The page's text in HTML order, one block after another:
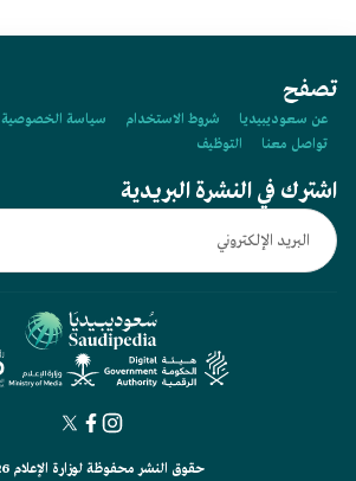
تصفح
عن سعوديبيديا شروط الاستخدام سياسة الخصوصية
تواصل معنا
التوظيف
اشترك في النشرة البريدية
حقوق النشر محفوظة لوزارة الإعلام 2026